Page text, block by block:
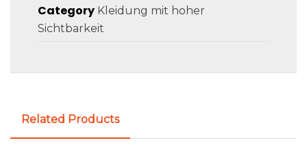
Category Kleidung mit hoher
Sichtbarkeit
Related Products